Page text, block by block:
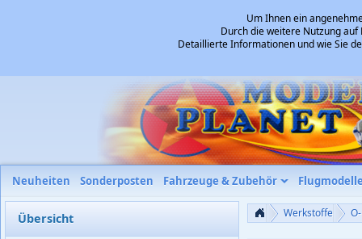
Neuheiten Sonderposten Fahrzeuge & Zubehör
Übersicht
Um Ihnen ein
Durch die weitere Nutzung
Detaillierte Informationen und wie Sie
Werkstoffe